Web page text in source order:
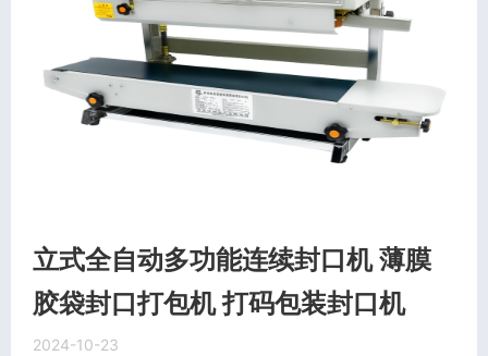
立式全自动多功能连续封口机 薄膜
胶袋封口打包机 打码包装封口机
2024-10-23